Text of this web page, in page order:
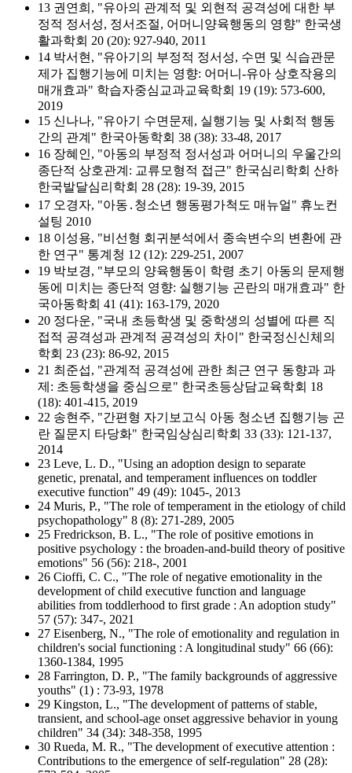
13 권연희, "유아의 관계적 및 외현적 공격성에 대한 부
정적 정서성, 정서조절, 어머니양육행동의 영향" 한국생
활과학회 20 (20): 927-940, 2011
14 박서현, "유아기의 부정적 정서성, 수면 및 식습관문
제가 집행기능에 미치는 영향: 어머니-유아 상호작용의
매개효과" 학습자중심교과교육학회 19 (19): 573-600,
2019
15 신나나, "유아기 수면문제, 실행기능 및 사회적 행동
간의 관계" 한국아동학회 38 (38): 33-48, 2017
16 장혜인, "아동의 부정적 정서성과 어머니의 우울간의
종단적 상호관계: 교류모형적 접근" 한국심리학회 산하
한국발달심리학회 28 (28): 19-39, 2015
17 오경자, "아동․청소년 행동평가척도 매뉴얼" 휴노컨
설팅 2010
18 이성용, "비선형 회귀분석에서 종속변수의 변환에 관
한 연구" 통계청 12 (12): 229-251, 2007
19 박보경, "부모의 양육행동이 학령 초기 아동의 문제행
동에 미치는 종단적 영향: 실행기능 곤란의 매개효과" 한
국아동학회 41 (41): 163-179, 2020
20 정다운, "국내 초등학생 및 중학생의 성별에 따른 직
접적 공격성과 관계적 공격성의 차이" 한국정신신체의
학회 23 (23): 86-92, 2015
21 최준섭, "관계적 공격성에 관한 최근 연구 동향과 과
제: 초등학생을 중심으로" 한국초등상담교육학회 18
(18): 401-415, 2019
22 송현주, "간편형 자기보고식 아동 청소년 집행기능 곤
란 질문지 타당화" 한국임상심리학회 33 (33): 121-137,
2014
23 Leve, L. D., "Using an adoption design to separate
genetic, prenatal, and temperament influences on toddler
executive function" 49 (49): 1045-, 2013
24 Muris, P., "The role of temperament in the etiology of child
psychopathology" 8 (8): 271-289, 2005
25 Fredrickson, B. L., "The role of positive emotions in
positive psychology : the broaden-and-build theory of positive
emotions" 56 (56): 218-, 2001
26 Cioffi, C. C., "The role of negative emotionality in the
development of child executive function and language
abilities from toddlerhood to first grade : An adoption study"
57 (57): 347-, 2021
27 Eisenberg, N., "The role of emotionality and regulation in
children's social functioning : A longitudinal study" 66 (66):
1360-1384, 1995
28 Farrington, D. P., "The family backgrounds of aggressive
youths" (1) : 73-93, 1978
29 Kingston, L., "The development of patterns of stable,
transient, and school-age onset aggressive behavior in young
children" 34 (34): 348-358, 1995
30 Rueda, M. R., "The development of executive attention :
Contributions to the emergence of self-regulation" 28 (28):